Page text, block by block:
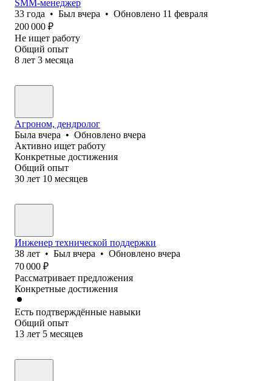
SMM-менеджер
33 года • Был вчера • Обновлено 11 февраля
200 000 ₽
Не ищет работу
Общий опыт
8 лет 3 месяца
Агроном, дендролог
Была вчера • Обновлено вчера
Активно ищет работу
Конкретные достижения
Общий опыт
30 лет 10 месяцев
Инженер технической поддержки
38 лет • Был вчера • Обновлено вчера
70 000 ₽
Рассматривает предложения
Конкретные достижения
Есть подтверждённые навыки
Общий опыт
13 лет 5 месяцев